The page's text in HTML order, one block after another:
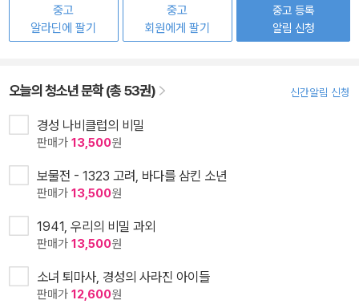
중고
알라딘에 팔기
중고
회원에게 팔기
중고 등록
알림 신청
오늘의 청소년 문학 (총 53권) 신간알림 신청
경성 나비클럽의 비밀
판매가 13,500원
보물전 - 1323 고려, 바다를 삼킨 소년
판매가 13,500원
1941, 우리의 비밀 과외
판매가 13,500원
소녀 퇴마사, 경성의 사라진 아이들
판매가 12,600원